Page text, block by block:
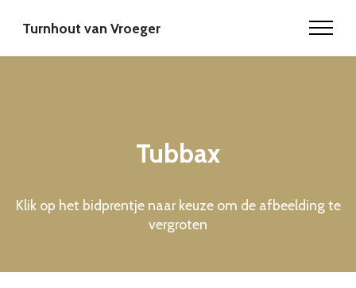
Turnhout van Vroeger
Tubbax
Klik op het bidprentje naar keuze om de afbeelding te
vergroten